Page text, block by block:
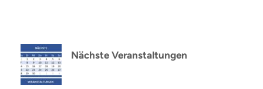
Nächste Veranstaltungen